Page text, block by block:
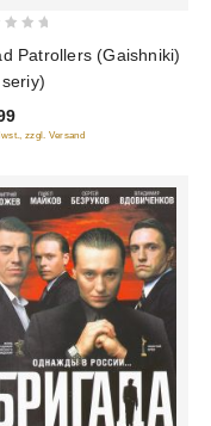
Patrollers (Gaishniki)
zzgl. Versand